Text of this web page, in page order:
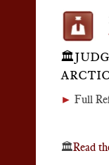
► Full
🏛️Read